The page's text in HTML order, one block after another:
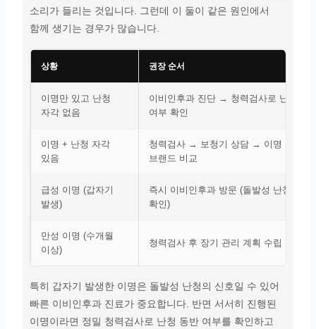
소리가 들리는 것입니다. 그런데 이 둘이 같은 원인에서
함께 생기는 경우가 많습니다.
상황 권장 순서
이명만 있고 난청
자각 없음
이비인후과 진단 → 청력검사로 난청 동
여부 확인
이명 + 난청 자각
있음
청력검사 → 보청기 상담 → 이명 관리
브랜드 비교
급성 이명 (갑자기
발생)
즉시 이비인후과 방문 (돌발성 난청 가능
확인)
만성 이명 (수개월
이상)
청력검사 후 장기 관리 계획 수립
특히 갑자기 발생한 이명은 돌발성 난청의 신호일 수 있어
빠른 이비인후과 진료가 중요합니다. 반면 서서히 진행된
이명이라면 정밀 청력검사로 난청 동반 여부를 확인하고